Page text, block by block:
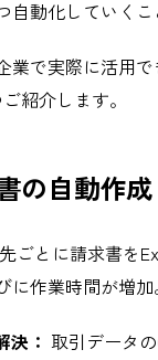
動化していくこ
業で実際に活用
紹介します。
の自動作成
ごとに請求書を
作業時間が増加
決： 取引データ